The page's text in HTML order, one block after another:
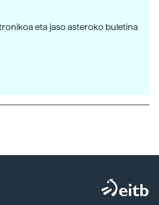
eta jaso asteroko buletina